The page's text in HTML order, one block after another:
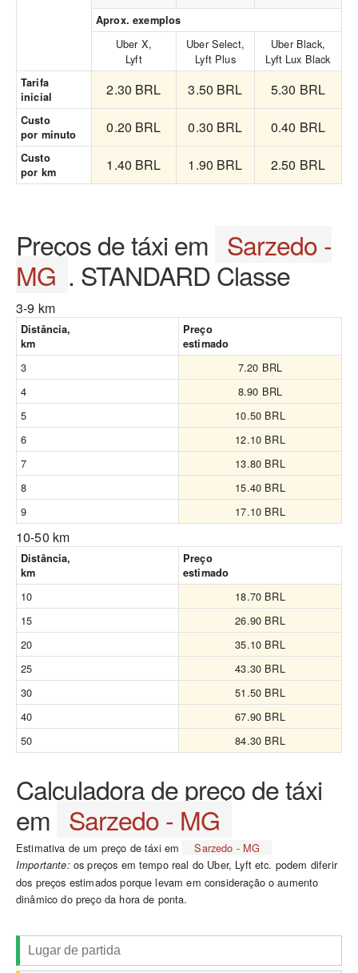
Aprox. exemplos
Uber X,
Lyft
Uber Select,
Lyft Plus
Uber Black,
Lyft Lux Black
Tarifa
inicial
2.30 BRL 3.50 BRL 5.30 BRL
Custo
por minuto
0.20 BRL 0.30 BRL 0.40 BRL
Custo
por km
1.40 BRL 1.90 BRL 2.50 BRL
Preços de táxi em Sarzedo -
MG . STANDARD Classe
3-9 km
Distância,
km
Preço
estimado
3
7.20 BRL
4
8.90 BRL
5
10.50 BRL
6
12.10 BRL
7
13.80 BRL
8
15.40 BRL
9
17.10 BRL
10-50 km
Distância,
km
Preço
estimado
10
18.70 BRL
15
26.90 BRL
20
35.10 BRL
25
43.30 BRL
30
51.50 BRL
40
67.90 BRL
50
84.30 BRL
Calculadora de preço de táxi
em Sarzedo - MG
Estimativa de um preço de táxi em Sarzedo - MG
Importante:os preços em tempo real do Uber, Lyft etc. podem diferir
dos preços estimados porque levam em consideração o aumento
dinâmico do preço da hora de ponta.